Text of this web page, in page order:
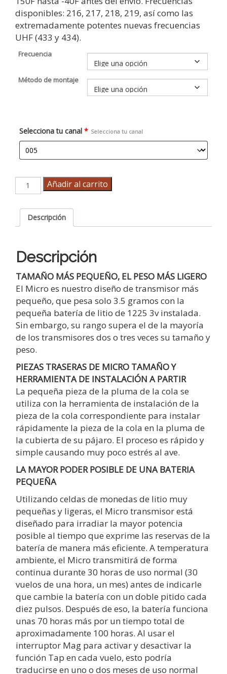
disponibles: 216, 217, 218, 219, así como las
extremadamente potentes nuevas frecuencias
UHF (433 y 434).
Frecuencia
Método de montaje
Selecciona tu canal * Selecciona tu canal
Micro
transmisor
Añadir al carrito
Descripción
Descripción
TAMAÑO MÁS PEQUEÑO, EL PESO MÁS LIGERO
El Micro es nuestro diseño de transmisor más
pequeño, que pesa solo 3.5 gramos con la
pequeña batería de litio de 1225 3v instalada.
Sin embargo, su rango supera el de la mayoría
de los transmisores dos o tres veces su tamaño y
peso.
PIEZAS TRASERAS DE MICRO TAMAÑO Y
HERRAMIENTA DE INSTALACIÓN A PARTIR
La pequeña pieza de la pluma de la cola se
utiliza con la herramienta de instalación de la
pieza de la cola correspondiente para instalar
rápidamente la pieza de la cola en la pluma de
la cubierta de su pájaro. El proceso es rápido y
simple causando muy poco estrés al ave.
LA MAYOR PODER POSIBLE DE UNA BATERIA
PEQUEÑA
Utilizando celdas de monedas de litio muy
pequeñas y ligeras, el Micro transmisor está
diseñado para irradiar la mayor potencia
posible al tiempo que exprime las reservas de la
batería de manera más eficiente. A temperatura
ambiente, el Micro transmitirá de forma
continua durante 30 horas de uso normal (30
vuelos de una hora, un mes) antes de indicarle
que cambie la batería con un doble pitido cada
diez pulsos. Después de eso, la batería funciona
unas 70 horas más por un tiempo total de
aproximadamente 100 horas. Al usar el
interruptor Mag para activar y desactivar la
función Tap en cada vuelo, esto podría
traducirse en uno o dos meses de uso normal